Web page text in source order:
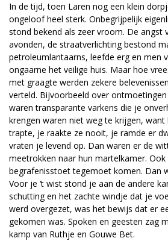
In de tijd, toen Laren nog een klein
ongeloof heel sterk. Onbegrijpelijk
stond bekend als zeer vroom. De angst
avonden, de straatverlichting bestond
petroleumlantaarns, leefde erg en men
ongaarne het veilige huis. Maar hoe
met graagte werden zekere
verteld. Bijvoorbeeld over
waren transparante varkens die je
krengen waren niet weg te krijgen,
trapte, je raakte ze nooit, je ramde er
vraten je levend op. Dan waren er de
meetrokken naar hun martelkamer.
begrafenisstoet tegemoet komen. Dan
Voor je ‘t wist stond je aan de andere
schutting en het zachte windje dat je
werd overgezet, was het bewijs dat er
gekomen was. Spoken en geesten zag
kamp van Ruthje en Gouwe Bet.